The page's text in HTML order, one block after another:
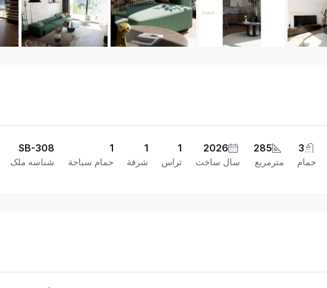
3
حمام
285
مترمربع
2026
سال ساخت
1
تراس
1
شرفة
1
حمام سباحة
SB-308
شناسه ملک